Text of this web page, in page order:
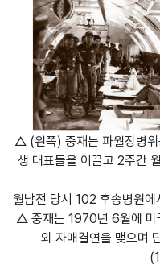
△ (왼쪽) 중재는 파월장병위
생 대표들을 이끌고 2주간
월남전 당시 102 후송병원
△ 중재는 1970년 6월에 미
외 자매결연을 맺으며